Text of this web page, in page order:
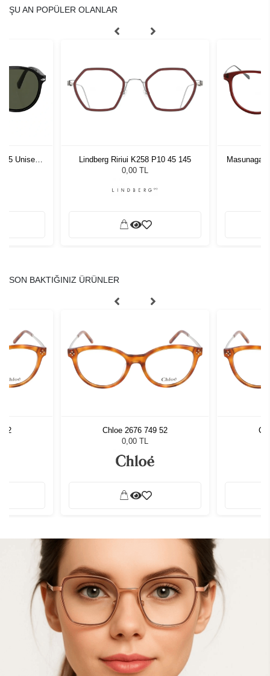
ŞU AN POPÜLER OLANLAR
55 Unisex
Lindberg Ririui K258 P10 45 145
0,00 TL
Masunaga
SON BAKTIĞINIZ ÜRÜNLER
52
Chloe 2676 749 52
0,00 TL